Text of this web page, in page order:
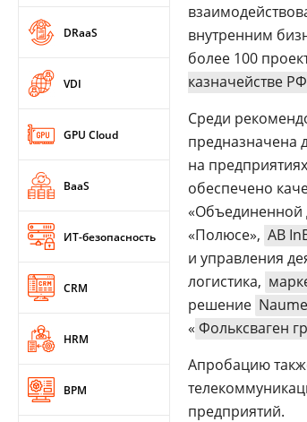
DRaaS
VDI
GPU Cloud
BaaS
ИТ-безопасность
CRM
HRM
BPM
внутренним
более 100
казначействе РФ
Среди
предназначена
на
обеспечено
«Объединенной
«Полюсе», AB
и управления
логистика,
решение
« Фольксваген
Апробацию
предприятий.